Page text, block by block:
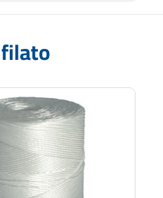
filato